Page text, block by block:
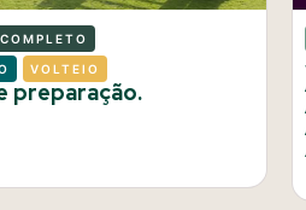
VOLTEIO
preparação.